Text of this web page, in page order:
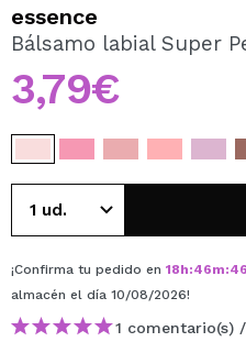
Al crear una cuenta en
tus compras rápidamente,
pedidos y consultar tus
essence
Bálsamo labial Super
3,79€
¡Confirma tu pedido en 18h:46m:46
almacén el día 10/08/2026!
1 comentario(s) /